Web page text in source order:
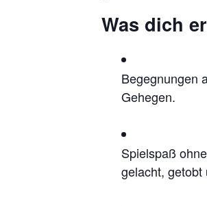
Was dich
Begegnungen
Gehegen.
Spielspaß
gelacht, getobt